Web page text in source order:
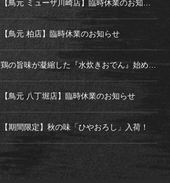
【鳥元 ミューザ川崎店】臨時休業のお知らせ
【鳥元 柏店】臨時休業のお知らせ
鶏の旨味が凝縮した『水炊きおでん』始めました！
【鳥元 八丁堀店】臨時休業のお知らせ
【期間限定】秋の味「ひやおろし」入荷！